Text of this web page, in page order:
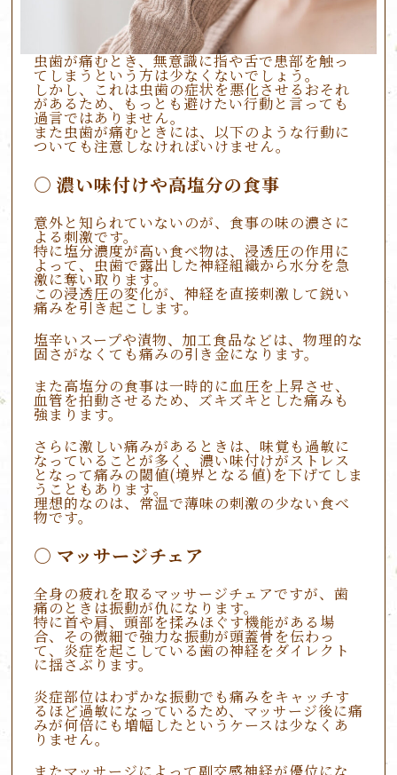
虫歯が痛むとき、無意識に指や舌で患部を触っ
てしまうという方は少なくないでしょう。
しかし、これは虫歯の症状を悪化させるおそれ
があるため、もっとも避けたい行動と言っても
過言ではありません。
また虫歯が痛むときには、以下のような行動に
ついても注意しなければいけません。
濃い味付けや高塩分の食事
意外と知られていないのが、食事の味の濃さに
よる刺激です。
特に塩分濃度が高い食べ物は、浸透圧の作用に
よって、虫歯で露出した神経組織から水分を急
激に奪い取ります。
この浸透圧の変化が、神経を直接刺激して鋭い
痛みを引き起こします。
塩辛いスープや漬物、加工食品などは、物理的な
固さがなくても痛みの引き金になります。
また高塩分の食事は一時的に血圧を上昇させ、
血管を拍動させるため、ズキズキとした痛みも
強まります。
さらに激しい痛みがあるときは、味覚も過敏に
なっていることが多く、濃い味付けがストレス
となって痛みの閾値(境界となる値)を下げてしま
うこともあります。
理想的なのは、常温で薄味の刺激の少ない食べ
物です。
マッサージチェア
全身の疲れを取るマッサージチェアですが、歯
痛のときは振動が仇になります。
特に首や肩、頭部を揉みほぐす機能がある場
合、その微細で強力な振動が頭蓋骨を伝わっ
て、炎症を起こしている歯の神経をダイレクト
に揺さぶります。
炎症部位はわずかな振動でも痛みをキャッチす
るほど過敏になっているため、マッサージ後に痛
みが何倍にも増幅したというケースは少なくあ
りません。
またマッサージによって副交感神経が優位にな